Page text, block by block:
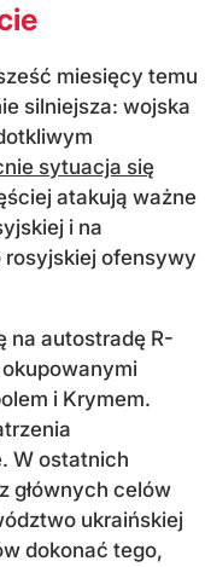
miesięcy temu
silniejsza: wojska
sytuacja się
atakują ważne
i na
ofensywy
na autostradę R-
okupowanymi
i Krymem.
W ostatnich
głównych celów
ukraińskiej
dokonać tego,